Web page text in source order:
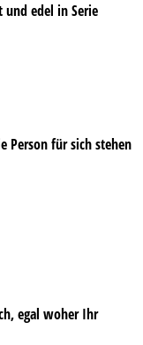
und edel in Serie
Person für sich stehen
egal woher Ihr